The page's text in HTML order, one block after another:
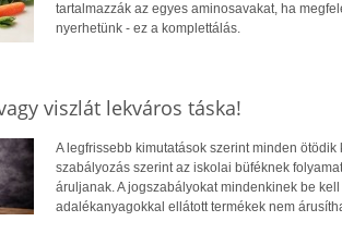
tartalmazzák az egyes aminosavakat, ha
nyerhetünk - ez a komplettálás.
viszlát lekváros táska!
A legfrissebb kimutatások szerint minden
szabályozás szerint az iskolai büféknek
áruljanak. A jogszabályokat mindenkinek be
adalékanyagokkal ellátott termékek nem